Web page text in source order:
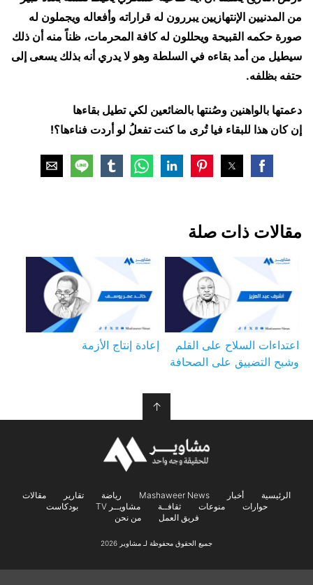
من المدنيين الإنتهازيين يبررون له قراراته وأفعاله ويجملون له
صورة حكمه القبيحة ويحللون له كافة المحرمات، ظناً منه أن ذلك
سيطيل من أمد بقاءه في السلطة وهو لا يدري أنه بذلك يسعى إلى
حتفه بظلفه.
دعمتها بالواهنين وصُنتها بالضائعين لكي تطيل بقاءها
إن كان هذا للبقاء فيا تُرى ما كنت تفعلُ لو أردت فناءها؟!
مقالات ذات صلة
اعتداءات السلاح على القلم
وشبح التضييق على الصحافة
إعادة إنتاج الأزمة
↑
الرئيسية أخبار Mashaweer News رياضة تقارير
مقالات
حوارات
منوعات ثقافــة مشاويــر TV
بودكاست
فريق العمل
من نحن
جميع الحقوق محفوظة لـ مشاوير 2026